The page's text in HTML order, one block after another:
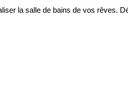
la salle de bains de vos rêves.